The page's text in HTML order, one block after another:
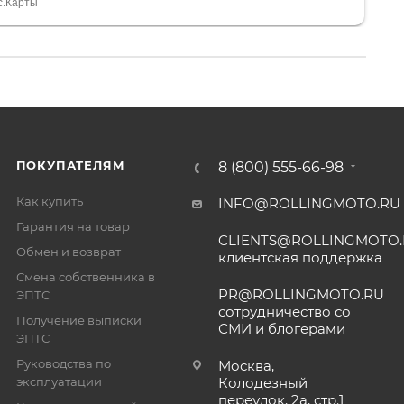
ПОКУПАТЕЛЯМ
Как купить
Гарантия на товар
Обмен и возврат
Смена собственника в
ЭПТС
Получение выписки
ЭПТС
Руководства по
эксплуатации
8 (800) 555-66-98
INFO@ROLLINGMOTO.RU
клиентская поддержка
PR@ROLLINGMOTO.RU
сотрудничество со
СМИ и блогерами
Москва,
Колодезный
переулок, 2а, стр.1